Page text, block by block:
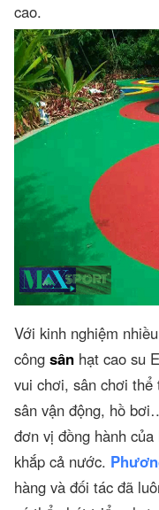
cao.
Với kinh nghiệm
công sân hạt cao su
vui chơi, sân chơi thể
sân vận động, hồ
đơn vị đồng hành
khắp cả nước.
hàng và đối tác đã